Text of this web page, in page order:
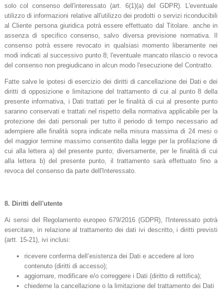
solo col consenso dell'interessato (art. 6(1)(a) del GDPR). L'eventuale
utilizzo di informazioni relative all'utilizzo dei prodotti o servizi riconducibili
al Cliente persona giuridica potrà essere effettuato dal Titolare. anche in
assenza di specifico consenso, salvo diversa previsione normativa. Il
consenso potrà essere revocato in qualsiasi momento liberamente nei
modi indicati al successivo punto 8; l'eventuale mancato rilascio o revoca
del consenso non pregiudicano in alcun modo l'esecuzione del Contratto.
Fatte salve le ipotesi di esercizio dei diritti di cancellazione dei Dati e dei
diritti di opposizione e limitazione del trattamento di cui al punto 8 della
presente informativa, i Dati trattati per le finalità di cui al presente punto
saranno conservati e trattati nel rispetto della normativa applicabile per la
protezione dei dati personali per tutto il periodo di tempo necessario ad
adempiere alle finalità sopra indicate nella misura massima di 24 mesi o
del maggior termine massimo consentito dalla legge per la profilazione di
cui alla lettera a) del presente punto; diversamente, per le finalità di cui
alla lettera b) del presente punto, il trattamento sarà effettuato fino a
revoca del consenso da parte dell'Interessato.
8. Diritti dell'utente
Ai sensi del Regolamento europeo 679/2016 (GDPR), l'Interessato potrà
esercitare, in relazione al trattamento dei dati ivi descritto, i diritti previsti
(artt. 15-21), ivi inclusi:
ricevere conferma dell’esistenza dei Dati e accedere al loro
contenuto (diritti di accesso);
aggiornare, modificare e/o correggere i Dati (diritto di rettifica);
chiederne la cancellazione o la limitazione del trattamento dei Dati